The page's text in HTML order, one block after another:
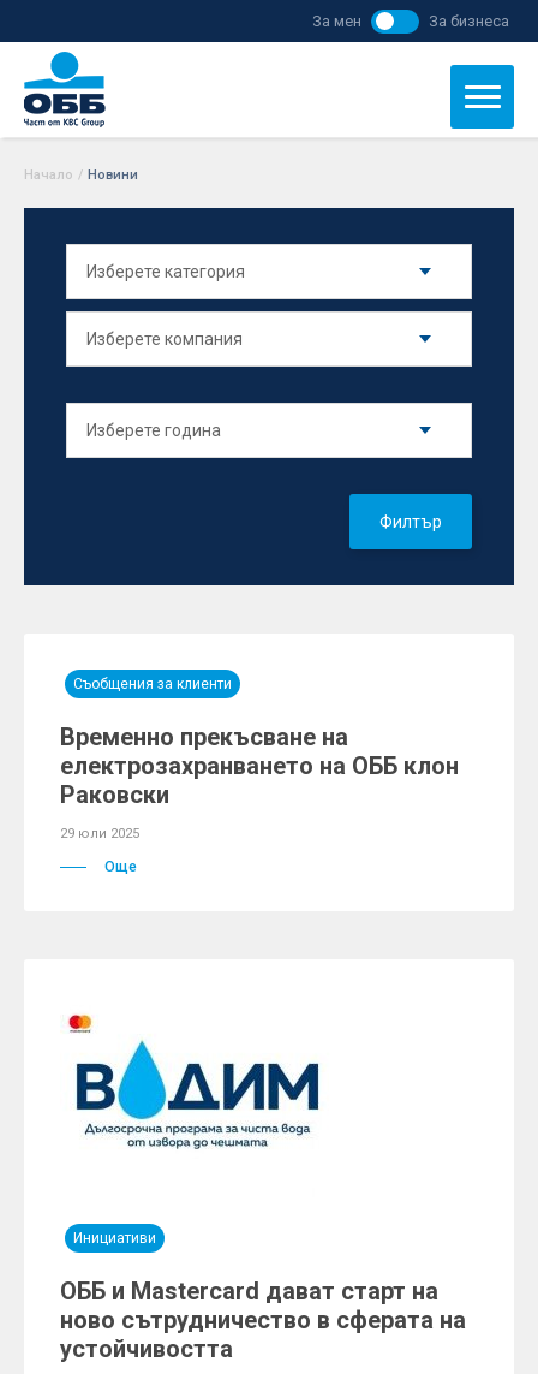
За мен За бизнеса
Начало / Новини
Филтър
Съобщения за клиенти
Временно прекъсване на
електрозахранването на ОББ клон
Раковски
29 юли 2025
Още
Инициативи
ОББ и Mastercard дават старт на
ново сътрудничество в сферата на
устойчивостта